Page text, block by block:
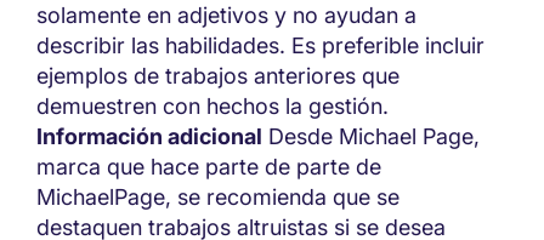
solamente en adjetivos y no ayudan a
describir las habilidades. Es preferible incluir
ejemplos de trabajos anteriores que
demuestren con hechos la gestión.
Información adicional Desde Michael Page,
marca que hace parte de parte de
MichaelPage, se recomienda que se
destaquen trabajos altruistas si se desea